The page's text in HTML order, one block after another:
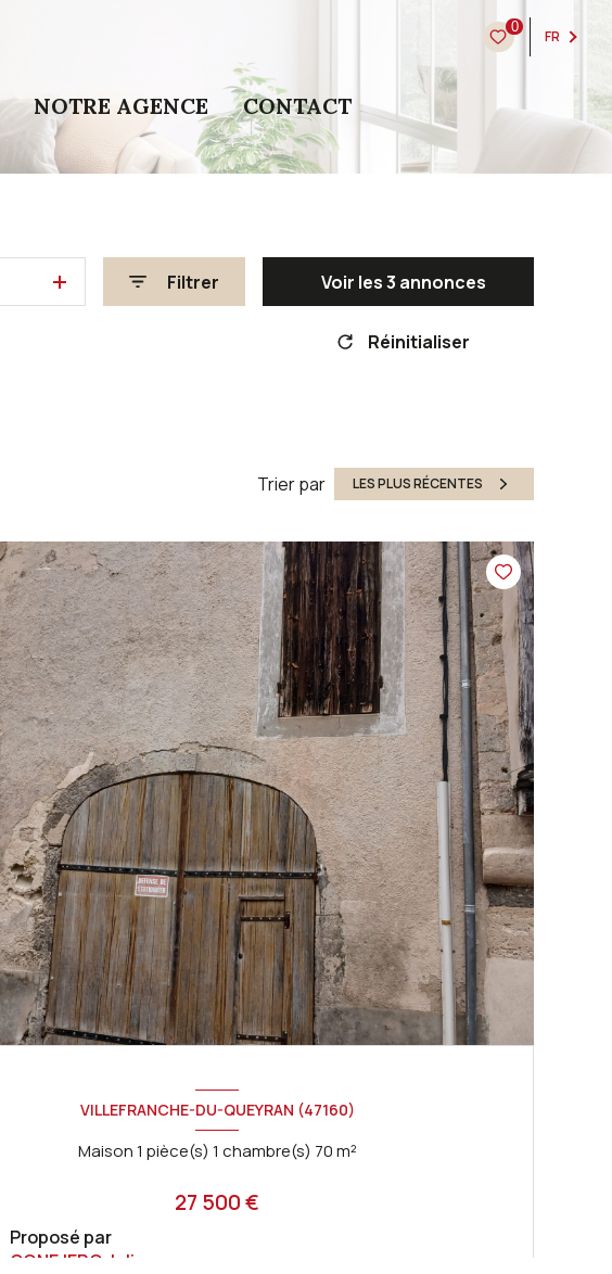
0
FR
NOTRE AGENCE CONTACT
Filtrer Voir les3 annonces
Réinitialiser
Trier par LES PLUS RÉCENTES
VILLEFRANCHE-DU-QUEYRAN (47160)
Maison 1 pièce(s) 1 chambre(s) 70 m²
27 500 €
Proposé par
CONEJERO Julie